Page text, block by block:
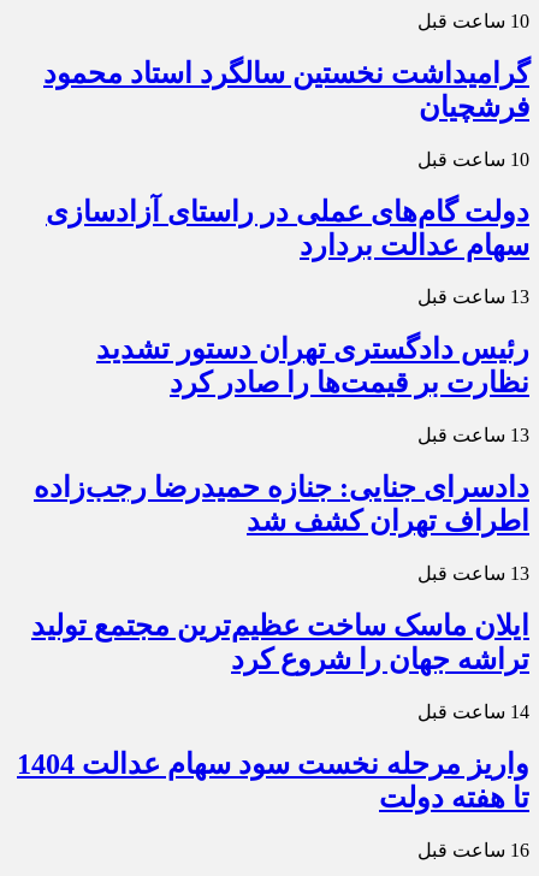
10 ساعت قبل
گرامیداشت نخستین سالگرد استاد محمود
فرشچیان
10 ساعت قبل
دولت گام‌های عملی در راستای آزادسازی
سهام عدالت بردارد
13 ساعت قبل
رئیس دادگستری تهران دستور تشدید
نظارت بر قیمت‌ها را صادر کرد
13 ساعت قبل
دادسرای جنایی: جنازه حمیدرضا رجب‌زاده
اطراف تهران کشف شد
13 ساعت قبل
ایلان ماسک ساخت عظیم‌ترین مجتمع تولید
تراشه جهان را شروع کرد
14 ساعت قبل
واریز مرحله نخست سود سهام عدالت 1404
تا هفته دولت
16 ساعت قبل